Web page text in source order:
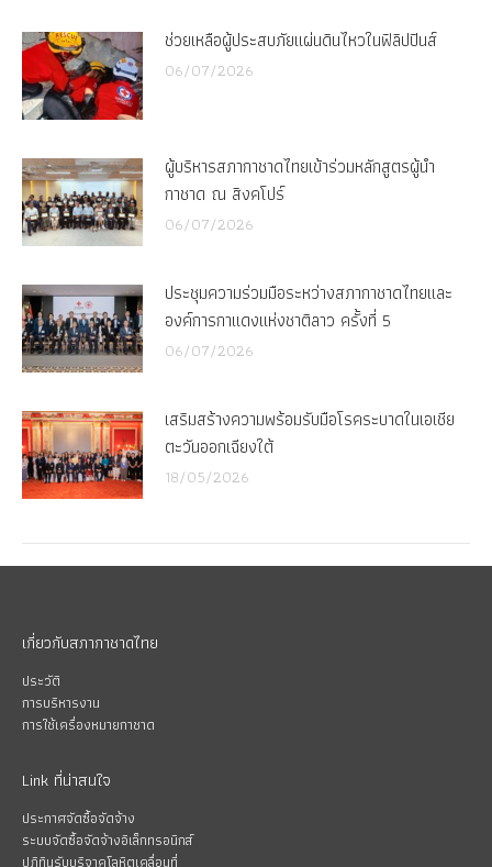
ช่วยเหลือผู้ประสบภัยแผ่นดินไหวในฟิลิปปินส์
06/07/2026
ผู้บริหารสภากาชาดไทยเข้าร่วมหลักสูตรผู้นำ
กาชาด ณ สิงคโปร์
06/07/2026
ประชุมความร่วมมือระหว่างสภากาชาดไทยและ
องค์การกาแดงแห่งชาติลาว ครั้งที่ 5
06/07/2026
เสริมสร้างความพร้อมรับมือโรคระบาดในเอเชีย
ตะวันออกเฉียงใต้
18/05/2026
เกี่ยวกับสภากาชาดไทย
ประวัติ
การบริหารงาน
การใช้เครื่องหมายกาชาด
Link ที่น่าสนใจ
ประกาศจัดซื้อจัดจ้าง
ระบบจัดซื้อจัดจ้างอิเล็กทรอนิกส์
ปฏิทินรับบริจาคโลหิตเคลื่อนที่